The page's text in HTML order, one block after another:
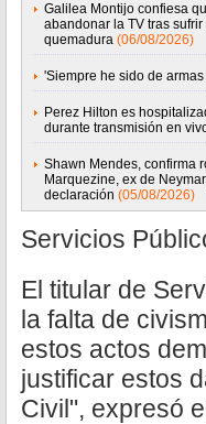
Galilea Montijo confiesa
abandonar la TV tras
quemadura (06/08/2026)
'Siempre he sido de armas
Perez Hilton es
durante transmisión en
Shawn Mendes, confirma
Marquezine, ex de
declaración (05/08/2026)
Servicios
El titular de
la falta de
estos actos
justificar estos
Civil", expresó